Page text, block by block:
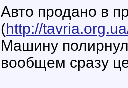
Авто продано в
(http://
Машину
вообщем сразу